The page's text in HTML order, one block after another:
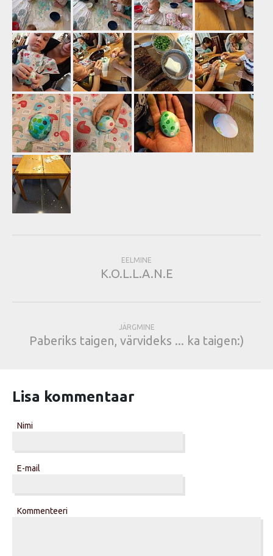
EELMINE
K.O.L.L.A.N.E
JÄRGMINE
Paberiks taigen, värvideks ... ka taigen:)
Lisa kommentaar
Nimi
E-mail
Kommenteeri